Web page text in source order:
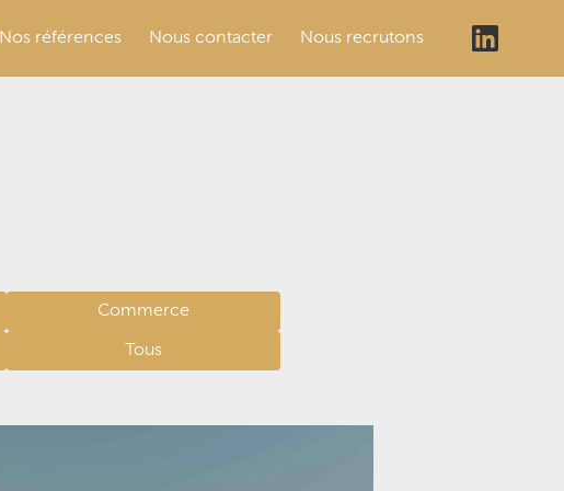
Nos références Nous contacter Nous recrutons
Commerce
Tous